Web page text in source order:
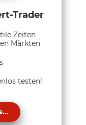
Trader
Zeiten
Märkten
testen!